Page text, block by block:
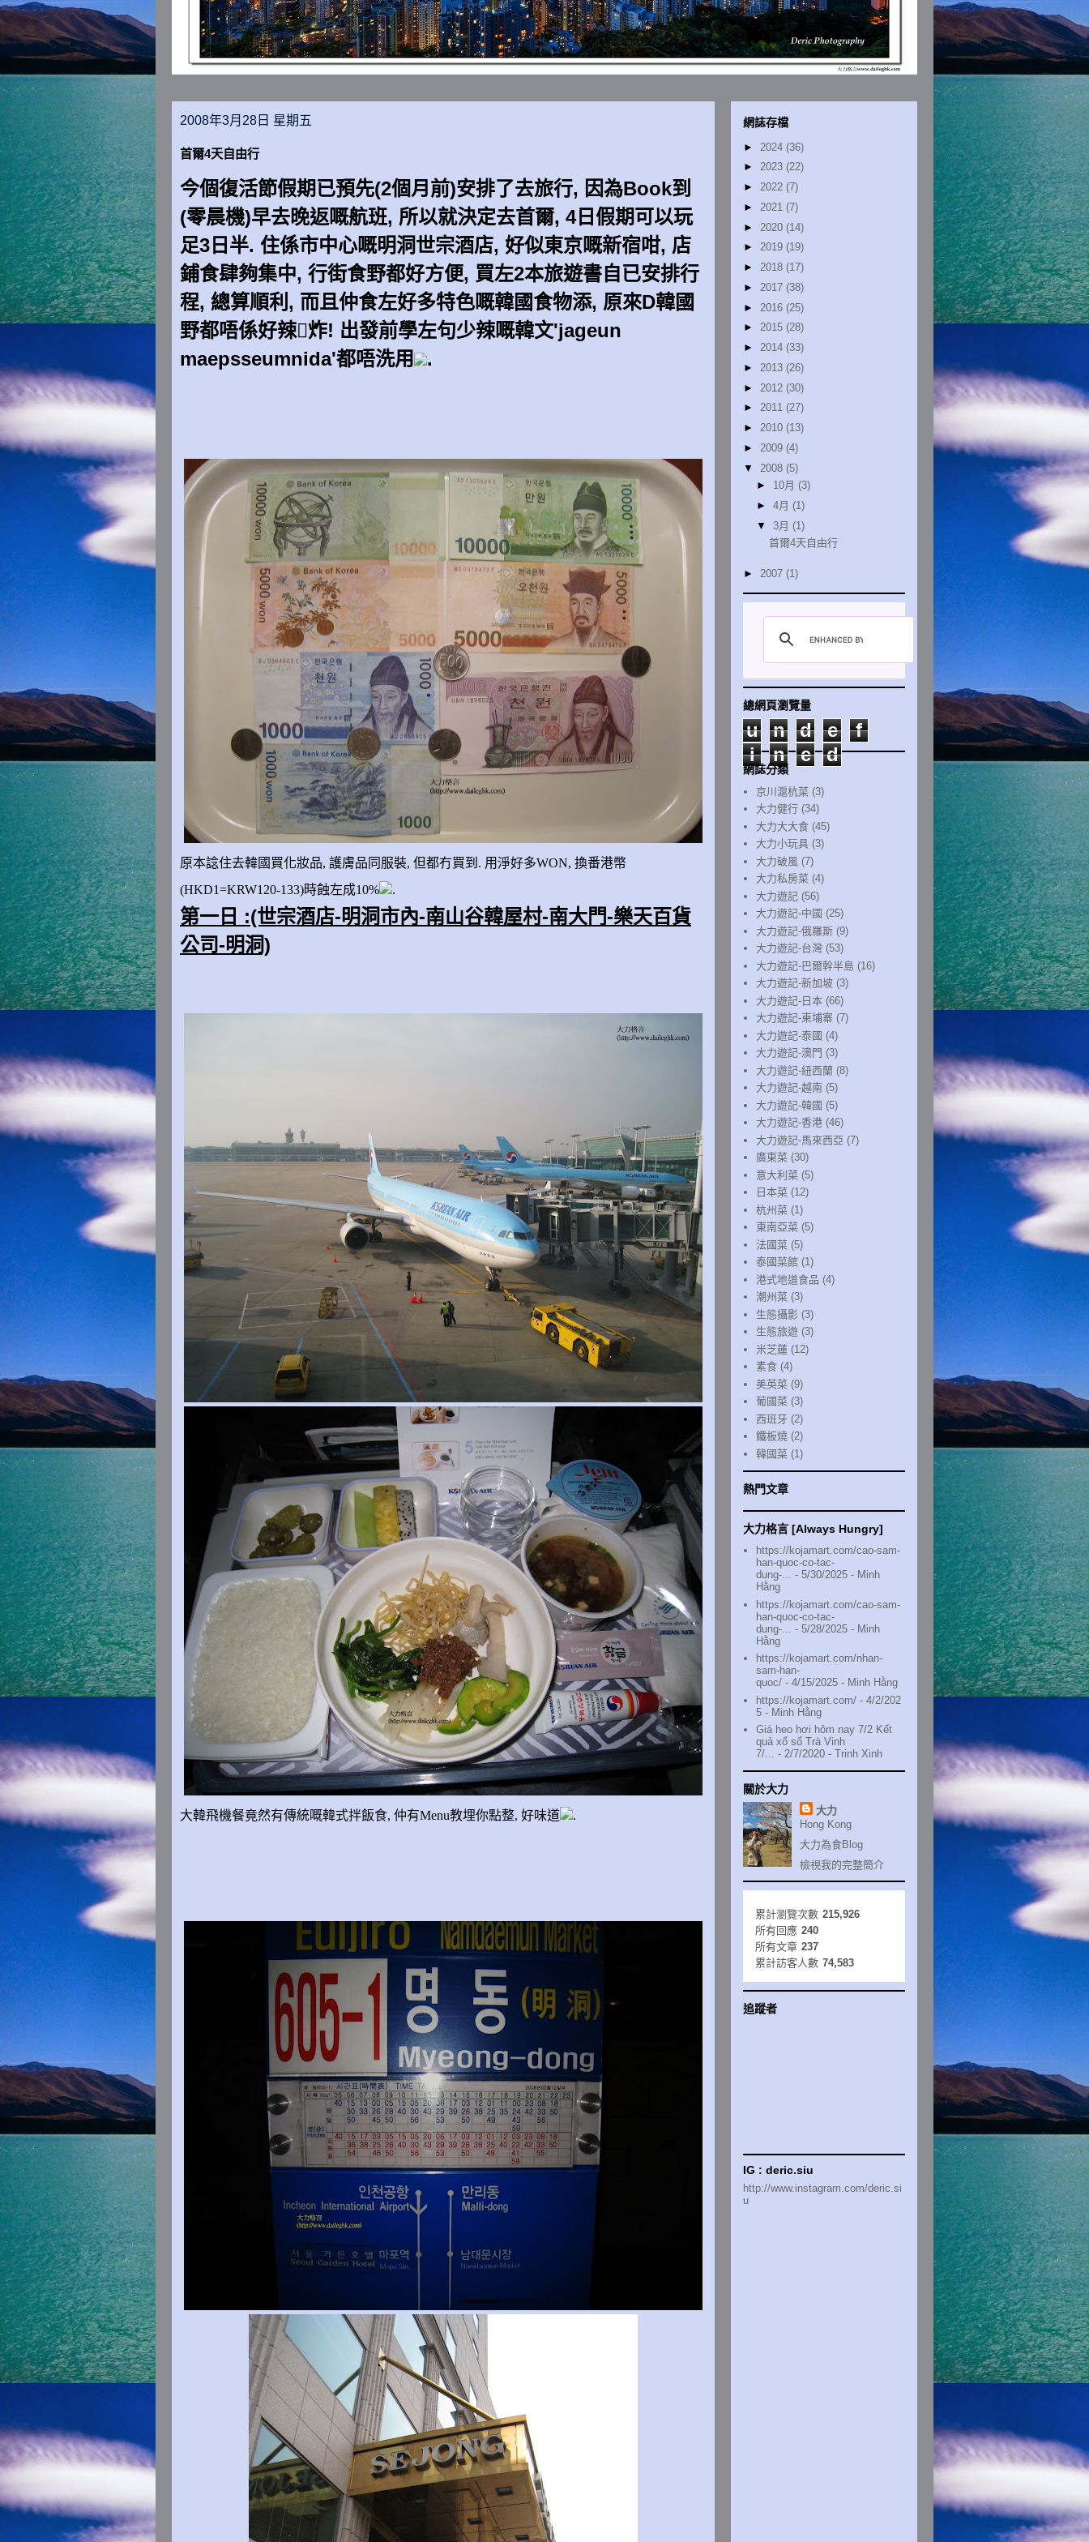
2008年3月28日 星期五
首爾4天自由行
今個復活節假期已預先(2個月前)安排了去旅行, 因為Book到
(零晨機)早去晚返嘅航班, 所以就決定去首爾, 4日假期可以玩
足3日半. 住係市中心嘅明洞世宗酒店, 好似東京嘅新宿咁, 店
鋪食肆夠集中, 行街食野都好方便, 買左2本旅遊書自已安排行
程, 總算順利, 而且仲食左好多特色嘅韓國食物添, 原來D韓國
野都唔係好辣炸! 出發前學左句少辣嘅韓文'jageun
maepsseumnida'都唔洗用
.
原本諗住去韓國買化妝品, 護膚品同服裝, 但都冇買到 . 用淨好多WON, 換番港幣
(HKD1=KRW120-133)時蝕左成10% .
第一日 :(世宗酒店-明洞市內-南山谷韓屋村-南大門-樂天百貨
公司-明洞)
大韓飛機餐竟然有傳統嘅韓式拌飯食, 仲有Menu教埋你點整, 好味道 .
網誌存檔
► 2024 (36)
► 2023 (22)
► 2022 (7)
► 2021 (7)
► 2020 (14)
► 2019 (19)
► 2018 (17)
► 2017 (38)
► 2016 (25)
► 2015 (28)
► 2014 (33)
► 2013 (26)
► 2012 (30)
► 2011 (27)
► 2010 (13)
► 2009 (4)
▼ 2008 (5)
► 10月 (3)
► 4月 (1)
▼ 3月 (1)
首爾4天自由行
► 2007 (1)
總網頁瀏覽量
u n d e
f
i
n e d
網誌分類
京川滬杭菜 (3)
大力健行 (34)
大力大大食 (45)
大力小玩具 (3)
大力破風 (7)
大力私房菜 (4)
大力遊記 (56)
大力遊記-中國 (25)
大力遊記-俄羅斯 (9)
大力遊記-台灣 (53)
大力遊記-巴爾幹半島 (16)
大力遊記-新加坡 (3)
大力遊記-日本 (66)
大力遊記-柬埔寨 (7)
大力遊記-泰國 (4)
大力遊記-澳門 (3)
大力遊記-紐西蘭 (8)
大力遊記-越南 (5)
大力遊記-韓國 (5)
大力遊記-香港 (46)
大力遊記-馬來西亞 (7)
廣東菜 (30)
意大利菜 (5)
日本菜 (12)
杭州菜 (1)
東南亞菜 (5)
法國菜 (5)
泰國菜館 (1)
港式地道食品 (4)
潮州菜 (3)
生態攝影 (3)
生態旅遊 (3)
米芝蓮 (12)
素食 (4)
美英菜 (9)
葡國菜 (3)
西班牙 (2)
鐵板燒 (2)
韓國菜 (1)
熱門文章
大力格言 [Always Hungry]
https://kojamart.com/cao-sam-
han-quoc-co-tac-
dung-... - 5/30/2025 - Minh
Hằng
https://kojamart.com/cao-sam-
han-quoc-co-tac-
dung-...
- 5/28/2025 - Minh
Hằng
https://kojamart.com/nhan-
sam-han-
quoc/ - 4/15/2025 - Minh Hằng
https://kojamart.com/ - 4/2/202
5 - Minh Hằng
Giá heo hơi hôm nay 7/2 Kết
quả xổ số Trà Vinh
7/... - 2/7/2020 - Trinh Xinh
關於大力
大力
Hong Kong
大力為食Blog
檢視我的完整簡介
累計瀏覽次數 215,926
所有回應 240
所有文章 237
累計訪客人數 74,583
追蹤者
IG : deric.siu
http://www.instagram.com/deric.si
u